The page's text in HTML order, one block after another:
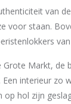
van
voor staan.
Markt, de
interieur zo
op hol zijn